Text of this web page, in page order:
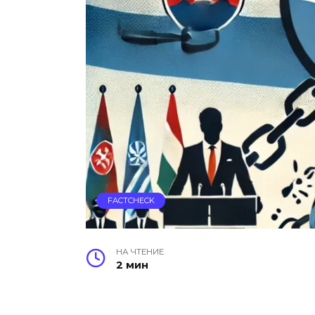
FACTCHECK
НА ЧТЕНИЕ
2 мин